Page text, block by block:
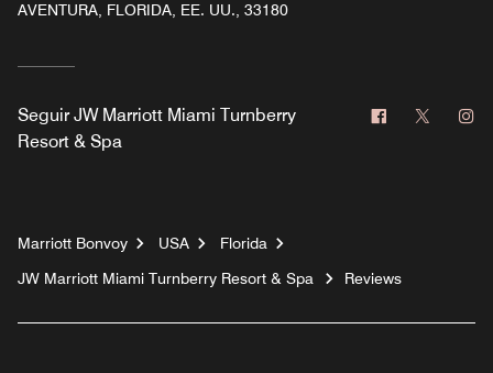
AVENTURA, FLORIDA, EE. UU., 33180
Seguir JW Marriott Miami Turnberry
Resort & Spa
Facebook
Twitter
Marriott Bonvoy USA
Florida
JW Marriott Miami Turnberry Resort & Spa
Reviews